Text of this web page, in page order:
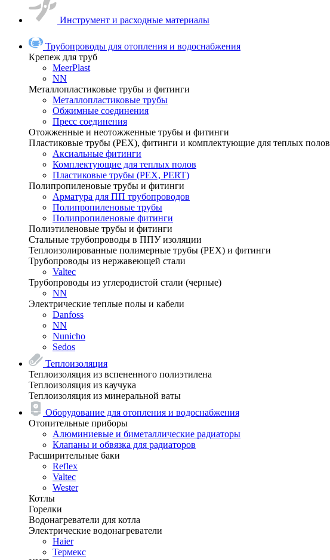
Инструмент и расходные материалы
Трубопроводы для отопления и водоснабжения
Крепеж для труб
MeerPlast
NN
Металлопластиковые трубы и фитинги
Металлопластиковые трубы
Обжимные соединения
Пресс соединения
Отожженные и неотожженные трубы и фитинги
Пластиковые трубы (РЕХ), фитинги и комплектующие для теплых полов
Аксиальные фитинги
Комплектующие для теплых полов
Пластиковые трубы (РЕХ, PERT)
Полипропиленовые трубы и фитинги
Арматура для ПП трубопроводов
Полипропиленовые трубы
Полипропиленовые фитинги
Полиэтиленовые трубы и фитинги
Стальные трубопроводы в ППУ изоляции
Теплоизолированные полимерные трубы (РЕХ) и фитинги
Трубопроводы из нержавеющей стали
Valtec
Трубопроводы из углеродистой стали (черные)
NN
Электрические теплые полы и кабели
Danfoss
NN
Nunicho
Sedos
Теплоизоляция
Теплоизоляция из вспененного полиэтилена
Теплоизоляция из каучука
Теплоизоляция из минеральной ваты
Оборудование для отопления и водоснабжения
Отопительные приборы
Алюминиевые и биметаллические радиаторы
Клапаны и обвязка для радиаторов
Расширительные баки
Reflex
Valtec
Wester
Котлы
Горелки
Водонагреватели для котла
Электрические водонагреватели
Haier
Термекс